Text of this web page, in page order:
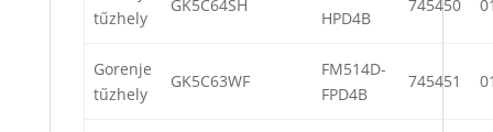
tűzhely
GK5C64SH
HPD4B
745450
Gorenje
tűzhely
GK5C63WF
FM514D-
FPD4B
745451